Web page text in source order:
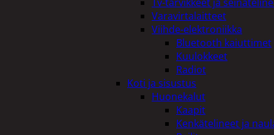
Varavirtalaitteet
Viihde-elektroniikka
Bluetooth kaiuttimet
Kuulokkeet
Radiot
Koti ja sisustus
Huonekalut
Kaapit
Kenkätelineet ja